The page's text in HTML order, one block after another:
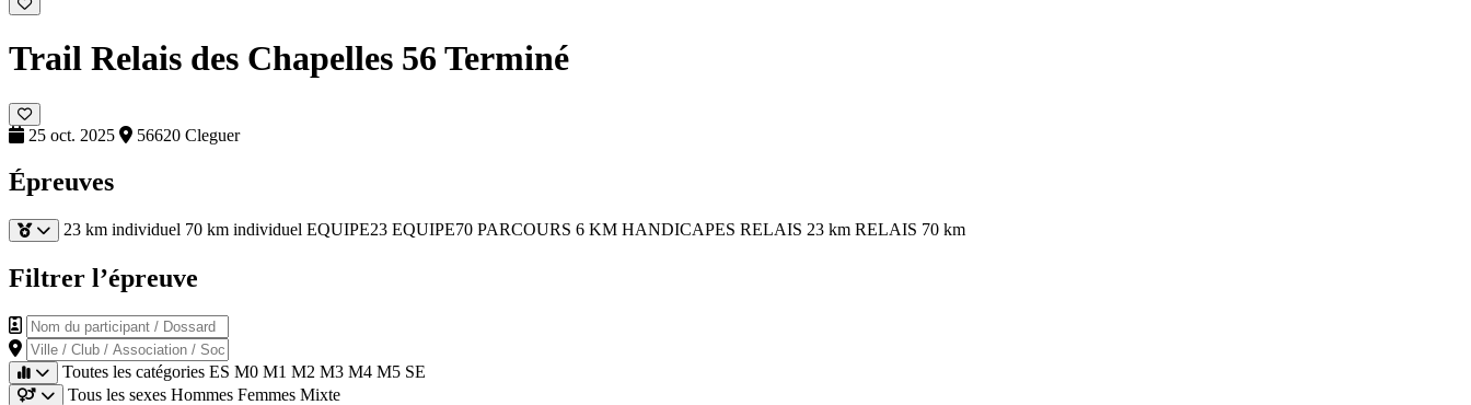
Trail Relais des Chapelles 56 Terminé
25 oct. 2025 56620 Cleguer
Épreuves
23 km individuel 70 km individuel EQUIPE23 EQUIPE70 PARCOURS 6 KM HANDICAPES RELAIS 23 km RELAIS 70 km
Filtrer l’épreuve
Nom du participant / Dossard
Ville / Club / Association / Société
Toutes les catégories ES M0 M1 M2 M3 M4 M5 SE
Tous les sexes Hommes Femmes Mixte